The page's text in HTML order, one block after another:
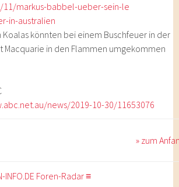
11/markus-babbel-ueber-sein-le
in-australien
Koalas könnten bei einem Buschfeuer in der
Macquarie in den Flammen umgekommen
news/2019-10-30/11653076
» zum
INFO.DE Foren-Radar ≡